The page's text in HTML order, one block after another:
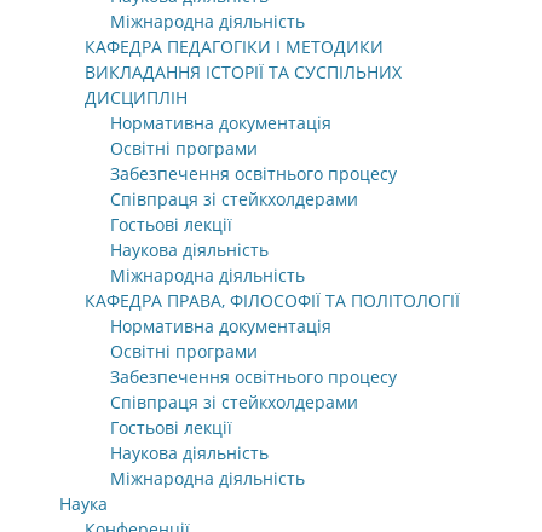
Міжнародна діяльність
КАФЕДРА ПЕДАГОГІКИ І МЕТОДИКИ
ВИКЛАДАННЯ ІСТОРІЇ ТА СУСПІЛЬНИХ
ДИСЦИПЛІН
Нормативна документація
Освітні програми
Забезпечення освітнього процесу
Співпраця зі стейкхолдерами
Гостьові лекції
Наукова діяльність
Міжнародна діяльність
КАФЕДРА ПРАВА, ФІЛОСОФІЇ ТА ПОЛІТОЛОГІЇ
Нормативна документація
Освітні програми
Забезпечення освітнього процесу
Співпраця зі стейкхолдерами
Гостьові лекції
Наукова діяльність
Міжнародна діяльність
Наука